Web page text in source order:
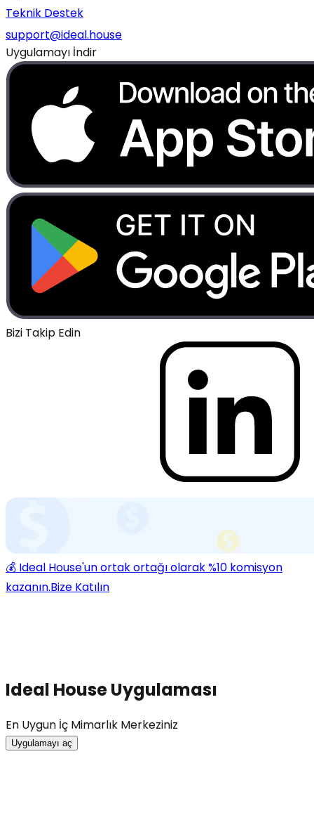
Teknik Destek
support@ideal.house
Uygulamayı İndir
Bizi Takip Edin
💰 Ideal House'un ortak ortağı olarak %10 komisyon
kazanın.Bize Katılın
Ideal House Uygulaması
En Uygun İç Mimarlık Merkeziniz
Uygulamayı aç